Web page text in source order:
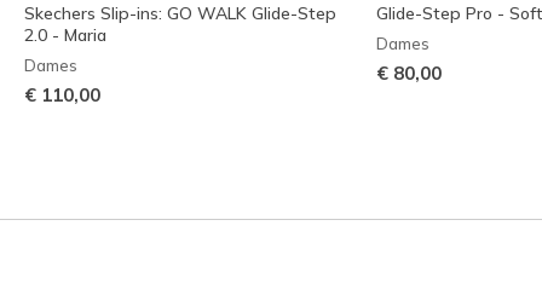
Skechers Slip-ins: GO WALK Glide-Step
2.0 - Maria
Dames
€ 110,00
Glide-Step Pro -
Dames
€ 80,00